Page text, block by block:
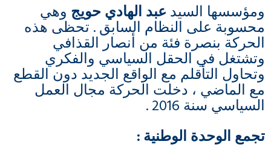
ومؤسسها السيد عبد الهادي حويج وهي
محسوبة على النظام السابق . تحظى هذه
الحركة بنصرة فئة من أنصار القذافي
وتشتغل في الحقل السياسي والفكري
وتحاول التأقلم مع الواقع الجديد دون القطع
مع الماضي ، دخلت الحركة مجال العمل
السياسي سنة 2016 .
تجمع الوحدة الوطنية: